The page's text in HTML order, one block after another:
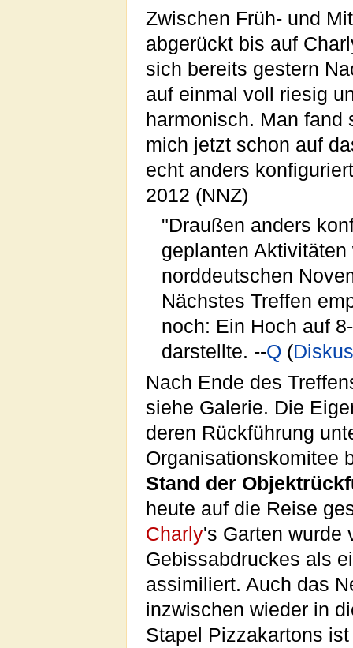
Zwischen Früh- und
abgerückt bis auf
sich bereits gestern
auf einmal voll riesig
harmonisch. Man fand
mich jetzt schon auf
echt anders
2012 (NNZ)
"Draußen anders
geplanten
norddeutschen
Nächstes Treffen
noch: Ein Hoch auf
darstellte. --Q (
Nach Ende des
siehe Galerie. Die
deren Rückführung
Organisationskomitee
Stand der
heute auf die Reise
Charly's Garten wurde
Gebissabdruckes als
assimiliert. Auch das
inzwischen wieder in
Stapel Pizzakartons